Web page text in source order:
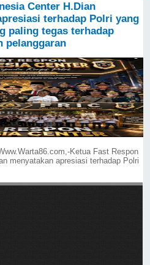
Center H.Dian
terhadap Polri yang
paling tegas terhadap
pelanggaran
Ketua Fast Respon
menyatakan apresiasi terhadap Polri